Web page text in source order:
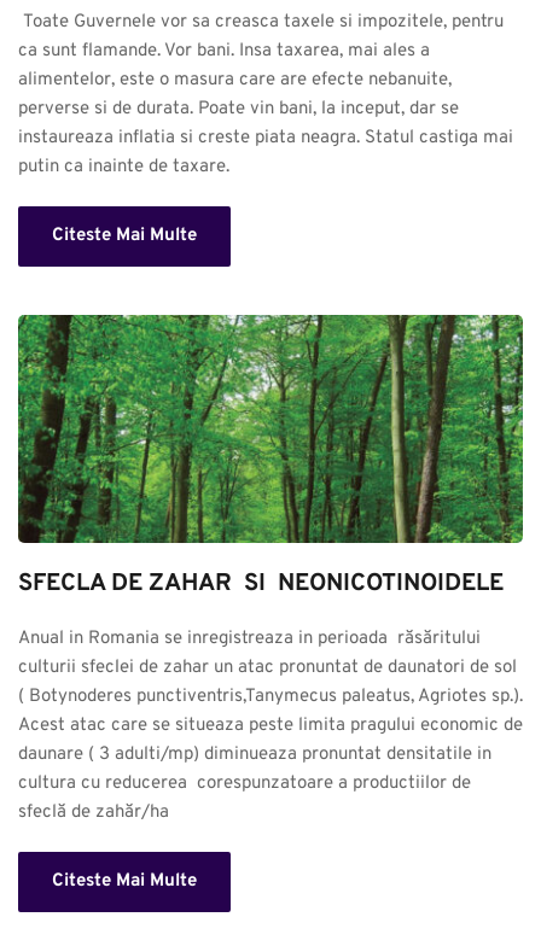
ca sunt flamande. Vor bani. Insa taxarea, mai ales a
alimentelor, este o masura care are efecte nebanuite,
perverse si de durata. Poate vin bani, la inceput, dar se
instaureaza inflatia si creste piata neagra. Statul castiga mai
putin ca inainte de taxare.
Citeste Mai Multe
SFECLA DE ZAHAR  SI  NEONICOTINOIDELE
Anual in Romania se inregistreaza in perioada  răsăritului
culturii sfeclei de zahar un atac pronuntat de daunatori de sol
( Botynoderes punctiventris,Tanymecus paleatus, Agriotes sp.).
Acest atac care se situeaza peste limita pragului economic de
daunare ( 3 adulti/mp) diminueaza pronuntat densitatile in
cultura cu reducerea  corespunzatoare a productiilor de
sfeclă de zahăr/ha
Citeste Mai Multe